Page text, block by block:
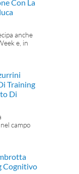
Con La
anche
e, in
Training
Di
campo
Cognitivo